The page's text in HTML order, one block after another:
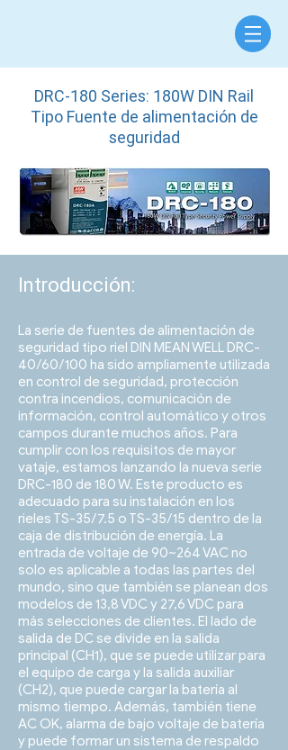
DRC-180 Series: 180W DIN Rail
Tipo Fuente de alimentación de
seguridad
Introducción:
La serie de fuentes de alimentación de
seguridad tipo riel DIN MEAN WELL DRC-
40/60/100 ha sido ampliamente utilizada
en control de seguridad, protección
contra incendios, comunicación de
información, control automático y otros
campos durante muchos años. Para
cumplir con los requisitos de mayor
vataje, estamos lanzando la nueva serie
DRC-180 de 180 W. Este producto es
adecuado para su instalación en los
rieles TS-35/7.5 o TS-35/15 dentro de la
caja de distribución de energía. La
entrada de voltaje de 90~264 VAC no
solo es aplicable a todas las partes del
mundo, sino que también se planean dos
modelos de 13,8 VDC y 27,6 VDC para
más selecciones de clientes. El lado de
salida de DC se divide en la salida
principal (CH1), que se puede utilizar para
el equipo de carga y la salida auxiliar
(CH2), que puede cargar la batería al
mismo tiempo. Además, también tiene
AC OK, alarma de bajo voltaje de batería
y puede formar un sistema de respaldo